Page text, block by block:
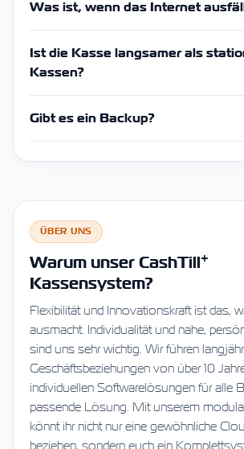
Was ist, wenn das Internet
Ist die Kasse langsamer als
Kassen?
Gibt es ein Backup?
ÜBER UNS
Warum unser CashTill +
Kassensystem?
Flexibilität und Innovationskraft ist das,
ausmacht. Individualität und nahe,
sind uns sehr wichtig. Wir führen
Geschäftsbeziehungen von über 10
individuellen Softwarelösungen für alle
passende Lösung. Mit unserem
könnt ihr nicht nur eine gewöhnliche
beziehen, sondern euch ein